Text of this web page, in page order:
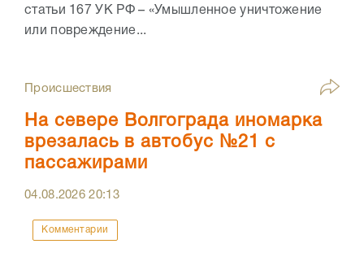
статьи 167 УК РФ – «Умышленное уничтожение
или повреждение...
Происшествия
На севере Волгограда иномарка
врезалась в автобус №21 с
пассажирами
04.08.202620:13
Комментарии